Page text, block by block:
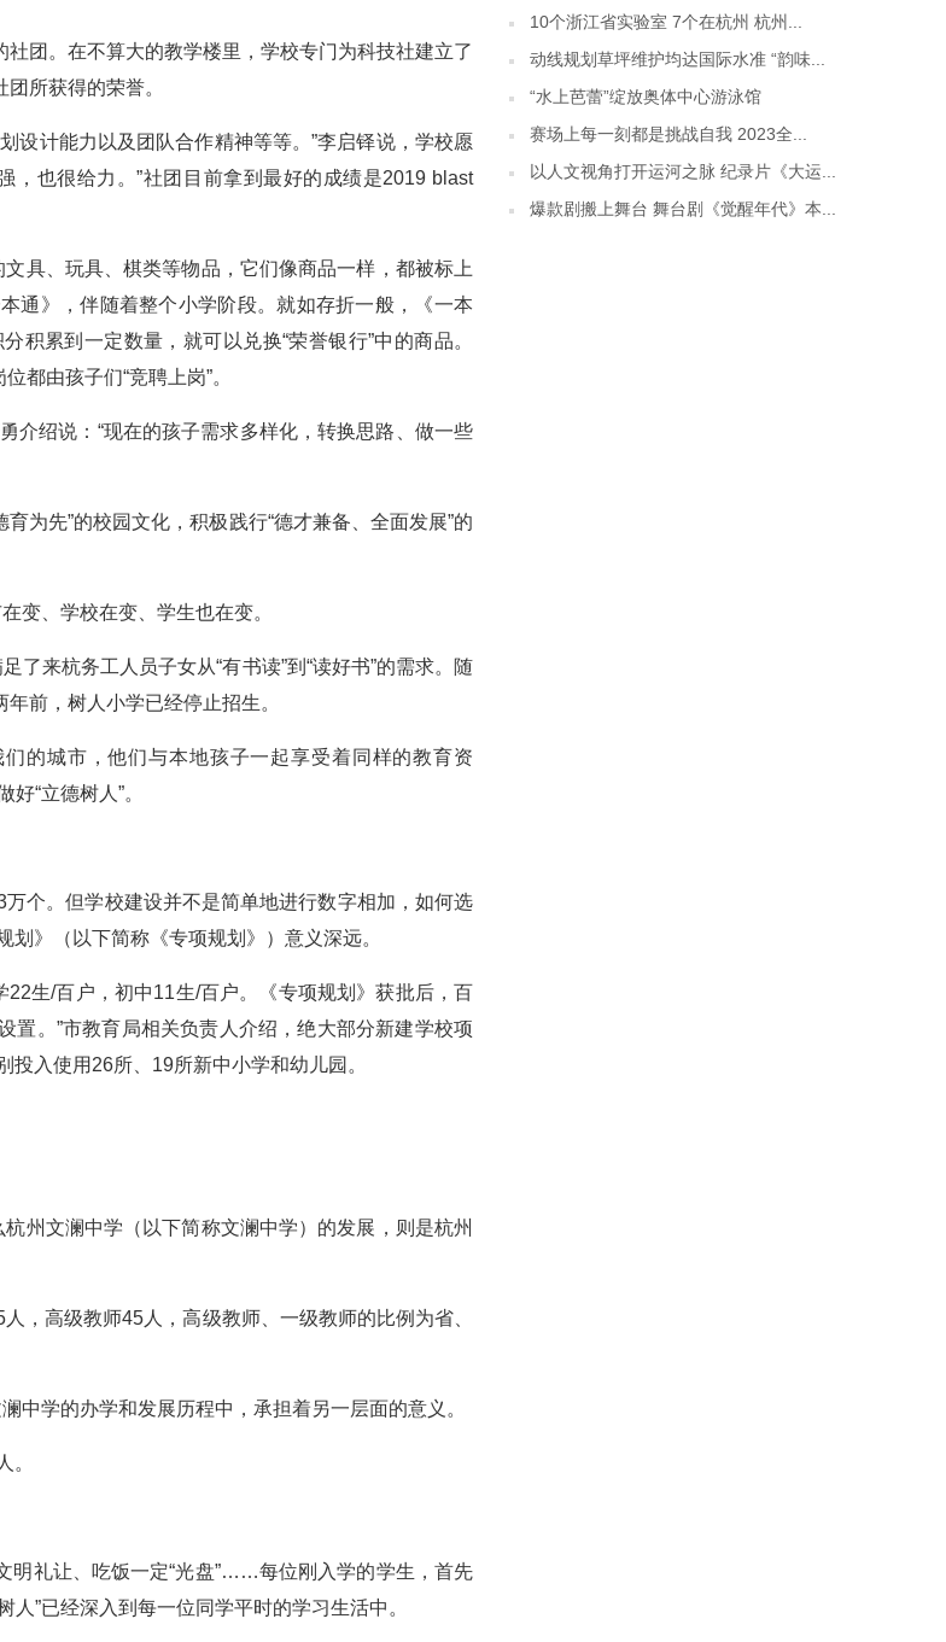
团。在不算大的教学楼里，学校专门为科技社建立了
所获得的荣誉。
设计能力以及团队合作精神等等。”李启铎说，学校愿
，也很给力。”社团目前拿到最好的成绩是2019 blast
具、玩具、棋类等物品，它们像商品一样，都被标上
通》，伴随着整个小学阶段。就如存折一般，《一本
累到一定数量，就可以兑换“荣誉银行”中的商品。
都由孩子们“竞聘上岗”。
介绍说：“现在的孩子需求多样化，转换思路、做一些
为先”的校园文化，积极践行“德才兼备、全面发展”的
变、学校在变、学生也在变。
了来杭务工人员子女从“有书读”到“读好书”的需求。随
前，树人小学已经停止招生。
的城市，他们与本地孩子一起享受着同样的教育资
“立德树人”。
个。但学校建设并不是简单地进行数字相加，如何选
》（以下简称《专项规划》）意义深远。
生/百户，初中11生/百户。《专项规划》获批后，百
置。”市教育局相关负责人介绍，绝大部分新建学校项
入使用26所、19所新中小学和幼儿园。
州文澜中学（以下简称文澜中学）的发展，则是杭州
，高级教师45人，高级教师、一级教师的比例为省、
中学的办学和发展历程中，承担着另一层面的意义。
。
明礼让、吃饭一定“光盘”……每位刚入学的学生，首先
”已经深入到每一位同学平时的学习生活中。
10个浙江省实验室 7个在杭州 杭州...
动线规划草坪维护均达国际水准 “韵味...
“水上芭蕾”绽放奥体中心游泳馆
赛场上每一刻都是挑战自我 2023全...
以人文视角打开运河之脉 纪录片《大运...
爆款剧搬上舞台 舞台剧《觉醒年代》本...